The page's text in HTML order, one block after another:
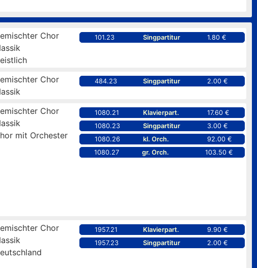
Chor
101.23 Singpartitur 1.80 €
Chor
484.23 Singpartitur 2.00 €
Chor
mit Orchester
1080.21 Klavierpart.
17.60 €
1080.23
Singpartitur
3.00 €
1080.26
kl. Orch.
92.00 €
1080.27
gr. Orch. 103.50 €
Chor
1957.21 Klavierpart.
9.90 €
1957.23
Singpartitur 2.00 €